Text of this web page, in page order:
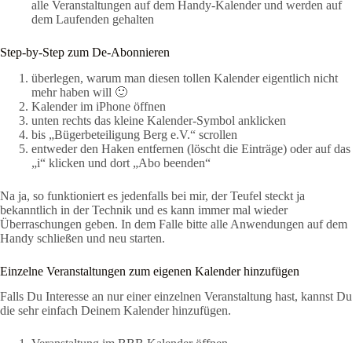
alle Veranstaltungen auf dem Handy-Kalender und werden auf
dem Laufenden gehalten
Step-by-Step zum De-Abonnieren
überlegen, warum man diesen tollen Kalender eigentlich nicht
mehr haben will 🙂
Kalender im iPhone öffnen
unten rechts das kleine Kalender-Symbol anklicken
bis „Bügerbeteiligung Berg e.V.“ scrollen
entweder den Haken entfernen (löscht die Einträge) oder auf das
„i“ klicken und dort „Abo beenden“
Na ja, so funktioniert es jedenfalls bei mir, der Teufel steckt ja
bekanntlich in der Technik und es kann immer mal wieder
Überraschungen geben. In dem Falle bitte alle Anwendungen auf dem
Handy schließen und neu starten.
Einzelne Veranstaltungen zum eigenen Kalender hinzufügen
Falls Du Interesse an nur einer einzelnen Veranstaltung hast, kannst Du
die sehr einfach Deinem Kalender hinzufügen.